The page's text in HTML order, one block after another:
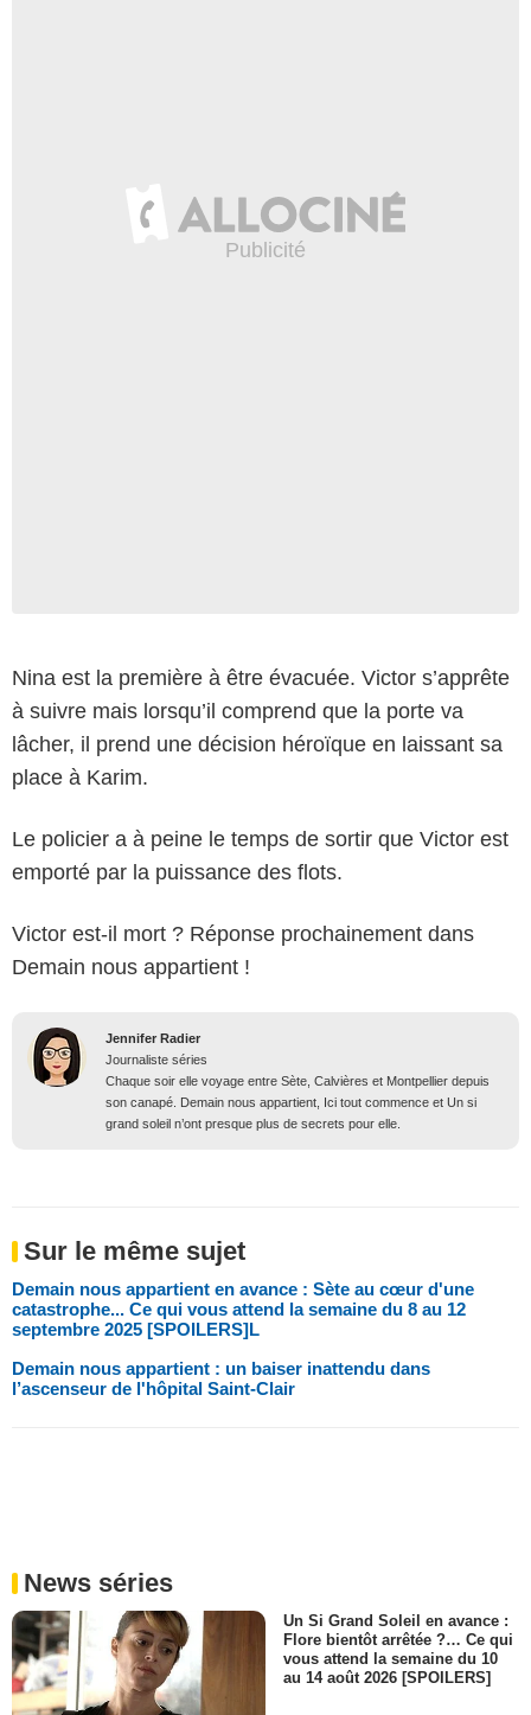
Nina est la première à être évacuée. Victor s’apprête
à suivre mais lorsqu’il comprend que la porte va
lâcher, il prend une décision héroïque en laissant sa
place à Karim.
Le policier a à peine le temps de sortir que Victor est
emporté par la puissance des flots.
Victor est-il mort ? Réponse prochainement dans
Demain nous appartient !
Jennifer Radier
Journaliste séries
Chaque soir elle voyage entre Sète, Calvières et Montpellier depuis
son canapé. Demain nous appartient, Ici tout commence et Un si
grand soleil n’ont presque plus de secrets pour elle.
Sur le même sujet
Demain nous appartient en avance : Sète au cœur d'une
catastrophe... Ce qui vous attend la semaine du 8 au 12
septembre 2025 [SPOILERS]L
Demain nous appartient : un baiser inattendu dans
l’ascenseur de l'hôpital Saint-Clair
News séries
Un Si Grand Soleil en avance :
Flore bientôt arrêtée ?… Ce qui
vous attend la semaine du 10
au 14 août 2026 [SPOILERS]